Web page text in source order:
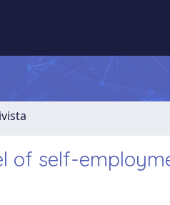
of self-